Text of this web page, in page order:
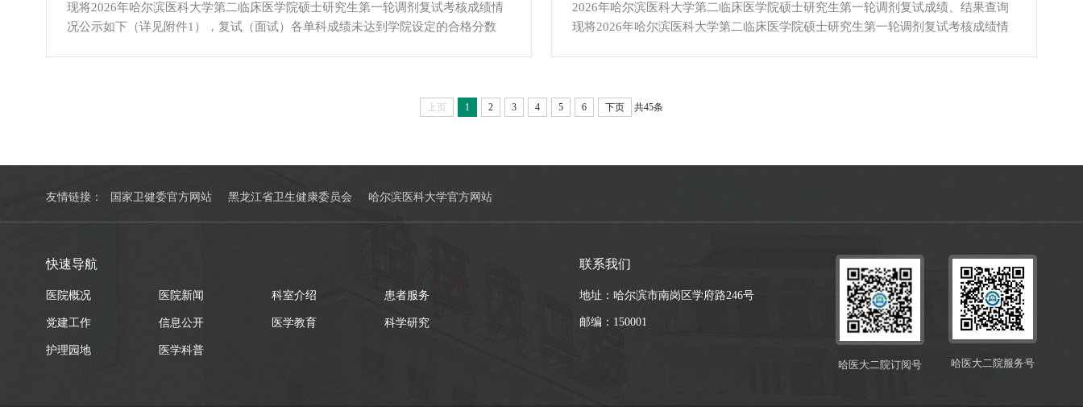
现将2026年哈尔滨医科大学第二临床医学院硕士研究生第一轮调剂复试考核成绩情
况公示如下（详见附件1），复试（面试）各单科成绩未达到学院设定的合格分数
2026年哈尔滨医科大学第二临床医学院硕士研究生第一轮调剂复试成绩、结果查询
现将2026年哈尔滨医科大学第二临床医学院硕士研究生第一轮调剂复试考核成绩情
题）/（病例题、临床医学实践技能简答题...
上页 1 2 3 4 5 6 下页 共45条
友情链接： 国家卫健委官方网站 黑龙江省卫生健康委员会 哈尔滨医科大学官方网站
快速导航
医院概况 医院新闻 科室介绍 患者服务
党建工作 信息公开 医学教育 科学研究
护理园地 医学科普
联系我们
地址：哈尔滨市南岗区学府路246号
邮编：150001
哈医大二院订阅号 哈医大二院服务号